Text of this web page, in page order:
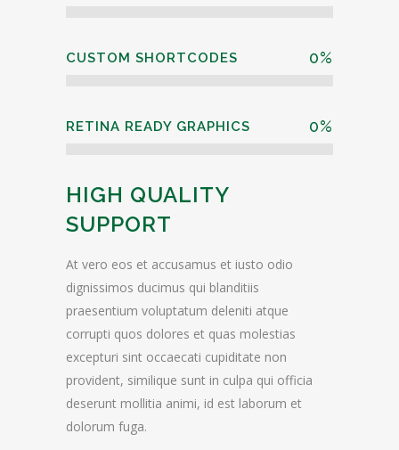
CUSTOM SHORTCODES 0%
RETINA READY GRAPHICS 0%
HIGH QUALITY
SUPPORT
At vero eos et accusamus et iusto odio
dignissimos ducimus qui blanditiis
praesentium voluptatum deleniti atque
corrupti quos dolores et quas molestias
excepturi sint occaecati cupiditate non
provident, similique sunt in culpa qui officia
deserunt mollitia animi, id est laborum et
dolorum fuga.